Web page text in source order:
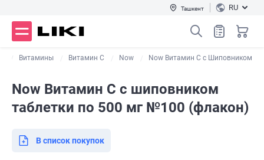
Ташкент RU
Витамины Витамин С Now Now Витамин C с Шиповником
Now Витамин С с шиповником
таблетки по 500 мг №100 (флакон)
В список покупок